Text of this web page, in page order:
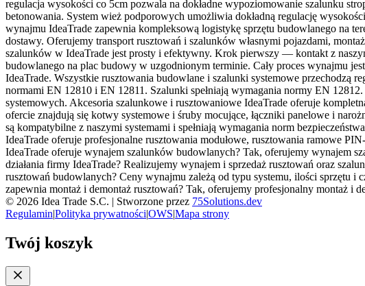
regulacja wysokości co 5cm pozwala na dokładne wypoziomowanie szalunku
betonowania. System wież podporowych umożliwia dokładną regulację
wynajmu IdeaTrade zapewnia kompleksową logistykę sprzętu budowlanego na
dostawy. Oferujemy transport rusztowań i szalunków własnymi pojazdami,
szalunków w IdeaTrade jest prosty i efektywny. Krok pierwszy — kontakt z
budowlanego na plac budowy w uzgodnionym terminie. Cały proces wynajmu
IdeaTrade. Wszystkie rusztowania budowlane i szalunki systemowe przechodzą
normami EN 12810 i EN 12811. Szalunki spełniają wymagania normy EN
systemowych. Akcesoria szalunkowe i rusztowaniowe IdeaTrade oferuje
ofercie znajdują się kotwy systemowe i śruby mocujące, łączniki panelowe i
są kompatybilne z naszymi systemami i spełniają wymagania norm
IdeaTrade oferuje profesjonalne rusztowania modułowe, rusztowania ramowe
IdeaTrade oferuje wynajem szalunków budowlanych? Tak, oferujemy wynajem
działania firmy IdeaTrade? Realizujemy wynajem i sprzedaż rusztowań oraz
rusztowań budowlanych? Ceny wynajmu zależą od typu systemu, ilości sprzętu i
zapewnia montaż i demontaż rusztowań? Tak, oferujemy profesjonalny montaż
© 2026 Idea Trade S.C. | Stworzone przez 75Solutions.dev
Regulamin|Polityka prywatności|OWS|Mapa strony
Twój koszyk